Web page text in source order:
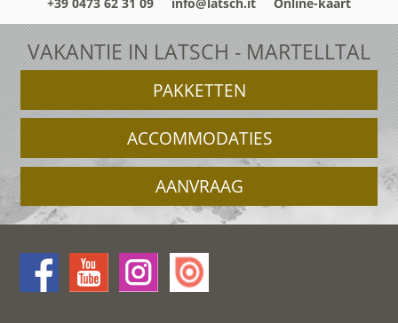
+39 0473 62 31 09 info@latsch.it Online-kaart
VAKANTIE IN LATSCH - MARTELLTAL
PAKKETTEN
ACCOMMODATIES
AANVRAAG